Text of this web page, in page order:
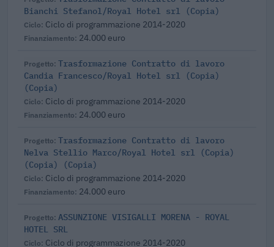
Bianchi Stefanol/Royal Hotel srl (Copia)
Ciclo di programmazione 2014-2020
24.000 euro
Trasformazione Contratto di lavoro
Candia Francesco/Royal Hotel srl (Copia)
(Copia)
Ciclo di programmazione 2014-2020
24.000 euro
Trasformazione Contratto di lavoro
Nelva Stellio Marco/Royal Hotel srl (Copia)
(Copia) (Copia)
Ciclo di programmazione 2014-2020
24.000 euro
ASSUNZIONE VISIGALLI MORENA - ROYAL
HOTEL SRL
Ciclo di programmazione 2014-2020